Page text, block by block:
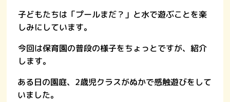
子どもたちは「プールまだ？」と水で遊ぶことを楽
しみにしています。
今回は保育園の普段の様子をちょっとですが、紹介
します。
ある日の園庭、2歳児クラスがぬかで感触遊びをして
いました。